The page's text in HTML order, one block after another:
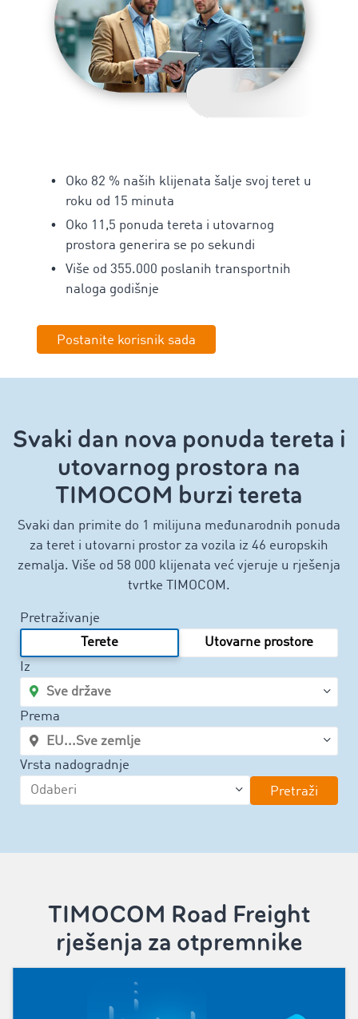
Oko 82 % naših klijenata šalje svoj teret u
roku od 15 minuta
Oko 11,5 ponuda tereta i utovarnog
prostora generira se po sekundi
Više od 355.000 poslanih transportnih
naloga godišnje
Postanite korisnik sada
Svaki dan nova ponuda tereta i
utovarnog prostora na
TIMOCOM burzi tereta
Svaki dan primite do 1 milijuna međunarodnih ponuda
za teret i utovarni prostor za vozila iz 46 europskih
zemalja. Više od 58 000 klijenata već vjeruje u rješenja
tvrtke TIMOCOM.
Pretraživanje
Terete
Utovarne prostore
Iz
Prema
Vrsta nadogradnje
Pretraži
TIMOCOM Road Freight
rješenja za otpremnike